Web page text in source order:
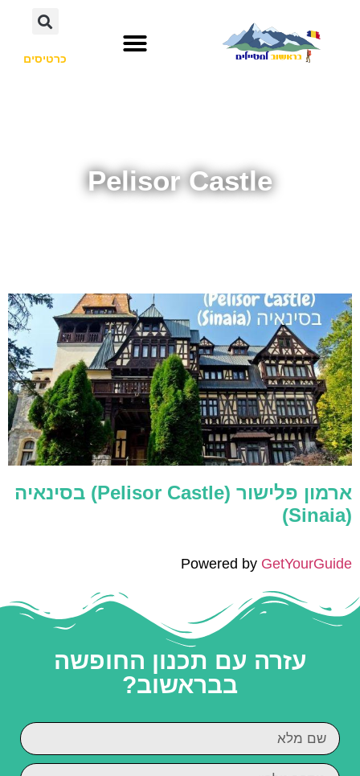
כרטיסים
Pelisor Castle
ארמון פלישור (Pelisor Castle) בסינאיה
(Sinaia)
Powered by GetYourGuide
עזרה עם תכנון החופשה
בבראשוב?